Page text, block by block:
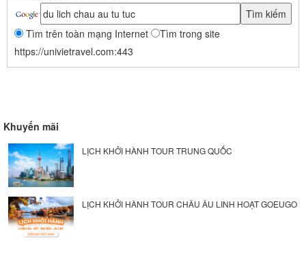
Tìm trên toàn mạng Internet
Tìm trong site
https://univietravel.com:443
Khuyến mãi
LỊCH KHỞI HÀNH TOUR TRUNG QUỐC
LỊCH KHỞI HÀNH TOUR CHÂU ÂU LINH HOẠT GOEUGO